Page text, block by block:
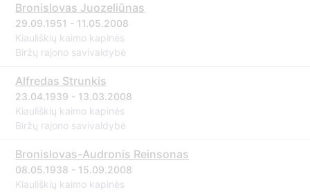
Bronislovas Juozeliūnas
29.09.1951 - 11.05.2008
Kiauliškių kaimo kapinės
Biržų rajono savivaldybė
Alfredas Strunkis
23.04.1939 - 13.03.2008
Kiauliškių kaimo kapinės
Biržų rajono savivaldybė
Bronislovas-Audronis Reinsonas
08.05.1938 - 15.09.2008
Kiauliškių kaimo kapinės